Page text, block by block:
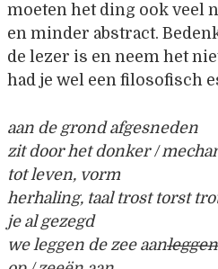
moeten het ding ook veel
en minder abstract.
de lezer is en neem het
had je wel een filosofisch
aan de grond afgesneden
zit door het donker /
tot leven, vorm
herhaling, taal trost torst
je al gezegd
we leggen de zee aanleggen